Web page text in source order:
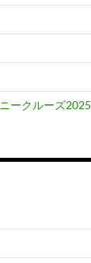
ークルーズ2025